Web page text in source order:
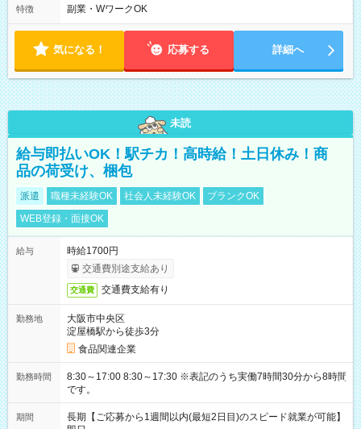
特徴 副業・WワークOK
気になる！ 応募する 詳細へ
未読
給与即払いOK！駅チカ！高時給！土日休み！商
品の荷受け、梱包
派遣 職種未経験OK 社会人未経験OK
ブランクOK
WEB登録・面接OK
給与
時給1700円
交通費別途支給あり
交通費 交通費支給有り
勤務地
大阪市中央区
淀屋橋駅から徒歩3分
食品関連企業
勤務時間
8:30～17:00 8:30～17:30 ※表記のうち実働7時間30分から8時間
です。
期間
長期【ご応募から1週間以内(最短2日目)のスピード就業が可能】